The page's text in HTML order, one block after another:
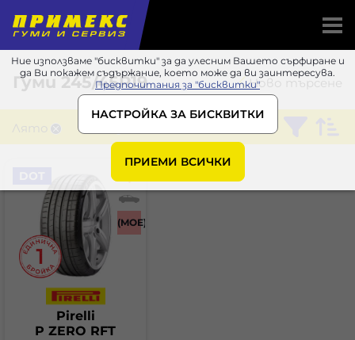
Ние използваме "бисквитки" за да улесним Вашето сърфиране и
да Ви покажем съдържание, което може да ви заинтересува.
Предпочитания за "бисквитки"
НАСТРОЙКА ЗА БИСКВИТКИ
ПРИЕМИ ВСИЧКИ
Ново търсене
Гуми245/45R19
Лято Pirelli
(MOE)
Pirelli
P ZERO RFT